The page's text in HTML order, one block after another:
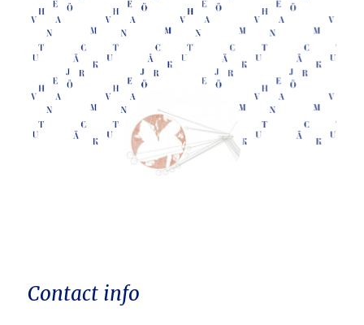
Contact info